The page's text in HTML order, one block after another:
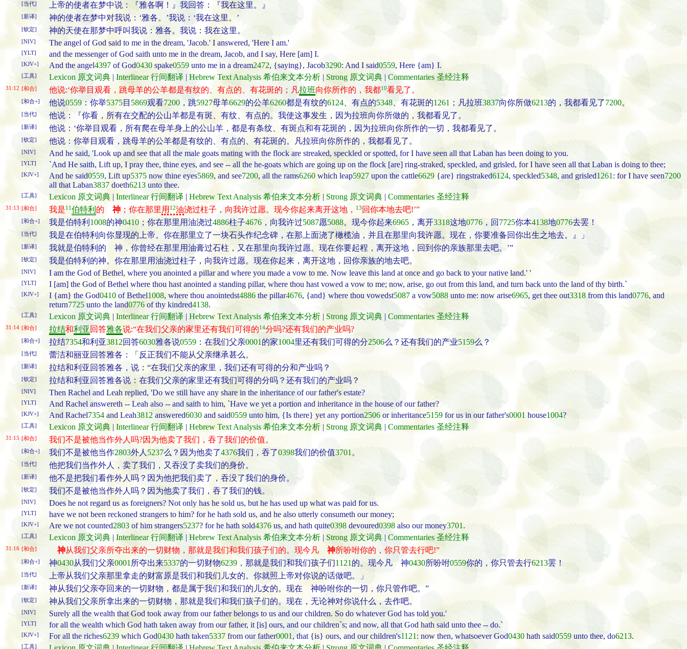
[当代] 上帝的使者在梦中说：『雅各啊！』我回答：『我在这里。』
[新译] 神的使者在梦中对我说：‘雅各。’我说：‘我在这里。’
[钦定] 神的天使在那梦中呼叫我说：雅各。我说：我在这里。
[NIV] The angel of God said to me in the dream, 'Jacob.' I answered, 'Here I am.'
[YLT] and the messenger of God saith unto me in the dream, Jacob, and I say, Here [am] I.
[KJV+] And the angel4397 of God0430 spake0559 unto me in a dream2472, {saying}, Jacob3290: And I said0559, Here {am} I.
[工具] Lexicon 原文词典 | Interlinear 行间翻译 | Hebrew Text Analysis 希伯来文本分析 | Strong 原文词典 | Commentaries 圣经注释
31:12 [和合] 他说:‘你举目观看，跳母羊的公羊都是有纹的、有点的、有花斑的；凡拉班向你所作的，我都10看见了。
[和合+] 他说0559 ：你举5375目 5869观看7200 ，跳5927母羊6629的公羊6260都是有纹的6124 、有点的5348 、有花斑的1261 ；凡拉班3837向你所做6213的，我都看见了7200。
[当代] 他说：『你看，所有在交配的公山羊都是有斑、有纹、有点的。我使这事发生，因为拉班向你所做的，我都看见了。
[新译] 他说：‘你举目观看，所有爬在母羊身上的公山羊，都是有条纹、有斑点和有花斑的，因为拉班向你所作的一切，我都看见了。
[钦定] 他说：你举目观看，跳母羊的公羊都是有纹的、有点的、有花斑的。凡拉班向你所作的，我都看见了。
[NIV] And he said, 'Look up and see that all the male goats mating with the flock are streaked, speckled or spotted, for I have seen all that Laban has been doing to you.
[YLT] `And He saith, Lift up, I pray thee, thine eyes, and see -- all the he-goats which are going up on the flock [are] ring-straked, speckled, and grisled, for I have seen all that Laban is doing to thee;
[KJV+] And he said0559, Lift up5375 now thine eyes5869, and see7200, all the rams6260 which leap5927 upon the cattle6629 {are} ringstraked6124, speckled5348, and grisled1261 : for I have seen7200
all that Laban3837 doeth6213 unto thee.
[工具] Lexicon 原文词典 | Interlinear 行间翻译 | Hebrew Text Analysis 希伯来文本分析 | Strong 原文词典 | Commentaries 圣经注释
31:13 [和合] 我是11伯特利 的 神 ；你在那里 用 12油浇过柱子，向我许过愿。现今你起来离开这地， 13 回你本地去吧!’”
[和合+] 我是伯特利 1008的神0410 ；你在那里用油浇过4886柱子4676 ，向我许过5087愿5088。现今你起来6965 ，离开3318这地0776 ，回 7725你本4138地0776去罢！
[当代] 我是在伯特利向你显现的上帝。你在那里立了一块石头作纪念碑，在那上面浇了橄榄油，并且在那里向我许愿。现在，你要准备回你出生之地去。』」
[新译] 我就是伯特利的 神，你曾经在那里用油膏过石柱，又在那里向我许过愿。现在你要起程，离开这地，回到你的亲族那里去吧。’”
[钦定] 我是伯特利的神。你在那里用油浇过柱子，向我许过愿。现在你起来，离开这地，回你亲族的地去吧。
[NIV] I am the God of Bethel, where you anointed a pillar and where you made a vow to me. Now leave this land at once and go back to your native land.' '
[YLT] I [am] the God of Bethel where thou hast anointed a standing pillar, where thou hast vowed a vow to me; now, arise, go out from this land, and turn back unto the land of thy birth.`
[KJV+] I {am} the God0410 of Bethel1008, where thou anointedst4886 the pillar4676, {and} where thou vowedst5087 a vow5088 unto me: now arise6965, get thee out3318 from this land0776, and
return7725 unto the land0776 of thy kindred4138.
[工具] Lexicon 原文词典 | Interlinear 行间翻译 | Hebrew Text Analysis 希伯来文本分析 | Strong 原文词典 | Commentaries 圣经注释
31:14 [和合] 拉结和利亚 回答雅各说:“在我们父亲的家里还有我们可得的14分吗?还有我们的产业吗?
[和合+] 拉结7354和利亚3812回答6030雅各说0559 ：在我们父亲0001 的家1004里还有我们可得的分2506么？还有我们的产业5159么？
[当代] 蕾洁和丽亚回答雅各：「反正我们不能从父亲继承甚么。
[新译] 拉结和利亚回答雅各，说：“在我们父亲的家里，我们还有可得的分和产业吗？
[钦定] 拉结和利亚回答雅各说：在我们父亲的家里还有我们可得的分吗？还有我们的产业吗？
[NIV] Then Rachel and Leah replied, 'Do we still have any share in the inheritance of our father's estate?
[YLT] And Rachel answereth -- Leah also -- and saith to him, `Have we yet a portion and inheritance in the house of our father?
[KJV+] And Rachel7354 and Leah3812 answered6030 and said0559 unto him, {Is there} yet any portion2506 or inheritance5159 for us in our father's0001 house1004?
[工具] Lexicon 原文词典 | Interlinear 行间翻译 | Hebrew Text Analysis 希伯来文本分析 | Strong 原文词典 | Commentaries 圣经注释
31:15 [和合] 我们不是被他当作外人吗?因为他卖了我们，吞了我们的价值。
[和合+] 我们不是被他当作2803外人 5237么？因为他卖了4376我们，吞了0398我们的价值3701 。
[当代] 他把我们当作外人，卖了我们，又吞没了卖我们的身价。
[新译] 他不是把我们看作外人吗？因为他把我们卖了，吞没了我们的身价。
[钦定] 我们不是被他当作外人吗？因为他卖了我们，吞了我们的钱。
[NIV] Does he not regard us as foreigners? Not only has he sold us, but he has used up what was paid for us.
[YLT] have we not been reckoned strangers to him? for he hath sold us, and he also utterly consumeth our money;
[KJV+] Are we not counted2803 of him strangers5237? for he hath sold4376 us, and hath quite0398 devoured0398 also our money3701 .
[工具] Lexicon 原文词典 | Interlinear 行间翻译 | Hebrew Text Analysis 希伯来文本分析 | Strong 原文词典 | Commentaries 圣经注释
31:16 [和合] 神从我们父亲所夺出来的一切财物，那就是我们和我们孩子们的。现今凡 神所吩咐你的，你只管去行吧!”
[和合+] 神0430从我们父亲0001 所夺出来5337的一切财物6239 ，那就是我们和我们孩子们1121 的。现今凡 神0430所吩咐0559你的，你只管去行6213罢！
[当代] 上帝从我们父亲那里拿走的财富原是我们和我们儿女的。你就照上帝对你说的话做吧。」
[新译] 神从我们父亲夺回来的一切财物，都是属于我们和我们的儿女的。现在 神吩咐你的一切，你只管作吧。”
[钦定] 神从我们父亲所拿出来的一切财物，那就是我们和我们孩子们的。现在，无论神对你说什么，去作吧。
[NIV] Surely all the wealth that God took away from our father belongs to us and our children. So do whatever God has told you.'
[YLT] for all the wealth which God hath taken away from our father, it [is] ours, and our children`s; and now, all that God hath said unto thee -- do.`
[KJV+] For all the riches6239 which God0430 hath taken5337 from our father0001 , that {is} ours, and our children's1121 : now then, whatsoever God0430 hath said0559 unto thee, do6213.
[工具]